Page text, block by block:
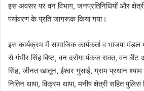
इस अवसर पर वन विभाग, जनप्रतिनिधियों और क्षेत्रीय
पर्यावरण के प्रति जागरूक किया गया।
इस कार्यक्रम में सामाजिक कार्यकर्ता व भाजपा
से गंभीर सिंह बिष्ट, वन दरोगा पंकज रावत, वन
सिंह, जीनत खातून, ईश्वर गुसाईं, ग्राम प्रधान
नितिन थापा, विक्रम थापा, मनीष क्षेत्री सहित